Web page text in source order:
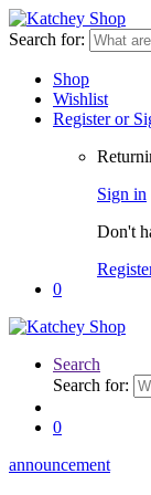
Search for:
Shop
Wishlist
Register or
Sign in
Don't
0
Search
Search for:
0
announcement